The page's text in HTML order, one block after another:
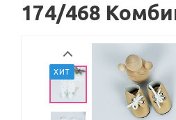
174/468
ХИТ